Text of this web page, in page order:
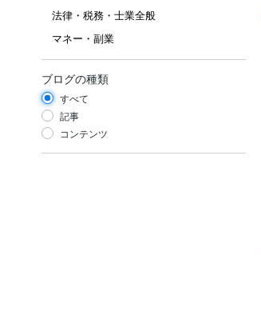
法律・税務・士業全般
マネー・副業
ブログの種類
すべて
記事
コンテンツ